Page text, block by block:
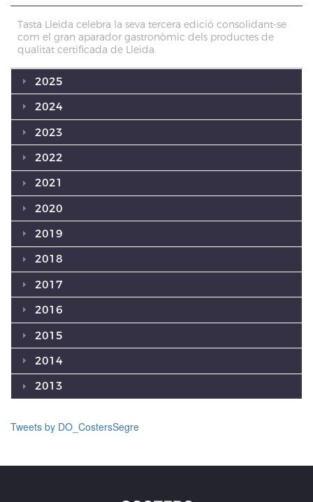
Tasta Lleida celebra la seva tercera edició consolidant-se
com el gran aparador gastronòmic dels productes de
qualitat certificada de Lleida
2025
2024
2023
2022
2021
2020
2019
2018
2017
2016
2015
2014
2013
Tweets by DO_CostersSegre